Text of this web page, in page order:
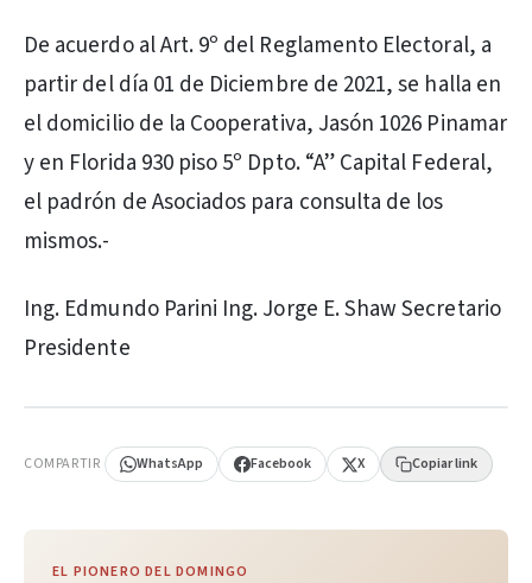
De acuerdo al Art. 9º del Reglamento Electoral, a
partir del día 01 de Diciembre de 2021, se halla en
el domicilio de la Cooperativa, Jasón 1026 Pinamar
y en Florida 930 piso 5º Dpto. “A” Capital Federal,
el padrón de Asociados para consulta de los
mismos.-
Ing. Edmundo Parini Ing. Jorge E. Shaw Secretario
Presidente
COMPARTIR WhatsApp Facebook X Copiar link
EL PIONERO DEL DOMINGO